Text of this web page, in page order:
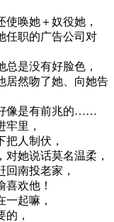
唤她＋奴役她，
任职的广告公司对
是没有好脸色，
居然吻了她、向她告
像是有前兆的……
里，
人制伏，
她说话莫名温柔，
南投老家，
欢他！
起嘛，
，